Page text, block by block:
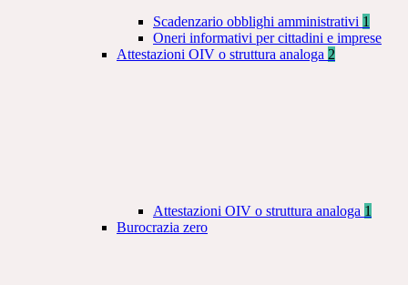
Scadenzario obblighi amministrativi 1
Oneri informativi per cittadini e imprese
Attestazioni OIV o struttura analoga 2
Attestazioni OIV o struttura analoga 1
Burocrazia zero